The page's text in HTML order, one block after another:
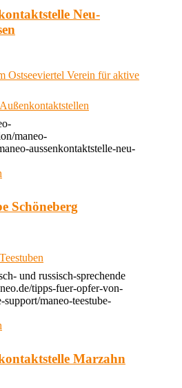
Neu-
Ostseeviertel Verein für aktive
maneo-
aussenkontaktstelle-neu-
Schöneberg
und russisch-sprechende
tipps-fuer-opfer-von-
maneo-teestube-
Marzahn